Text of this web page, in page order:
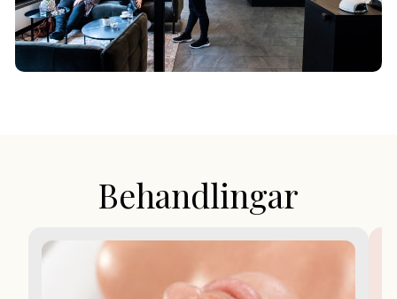
Behandlingar